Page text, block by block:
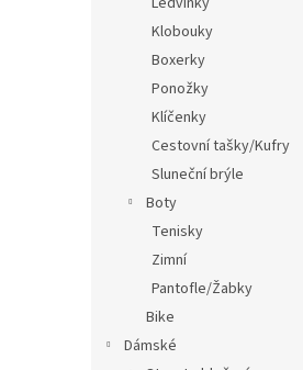
Klobouky
Boxerky
Ponožky
Klíčenky
Cestovní tašky/Kufry
Sluneční brýle
Boty
Tenisky
Zimní
Pantofle/Žabky
Bike
Dámské